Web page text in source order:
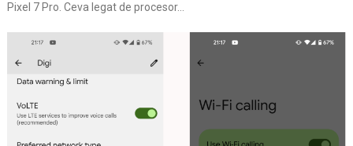
Pixel 7 Pro. Ceva legat de procesor…